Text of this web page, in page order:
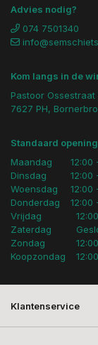
Advies nodig?
074 7501340
Kom langs in de
Pastoor Ossestraat
7627 PH,
Standaard
Maandag
Dinsdag
Woensdag
Donderdag
12:00
12:00
12:00
12:00
Vrijdag
Zaterdag
Zondag
Koopzondag
Klantenservice